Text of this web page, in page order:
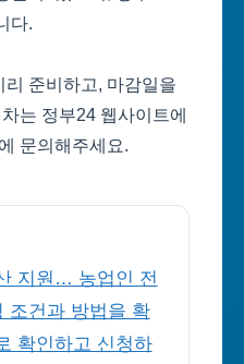
다.
준비하고, 마감일을
는 정부24 웹사이트에
문의해주세요.
지원… 농업인 전
조건과 방법을 확
확인하고 신청하